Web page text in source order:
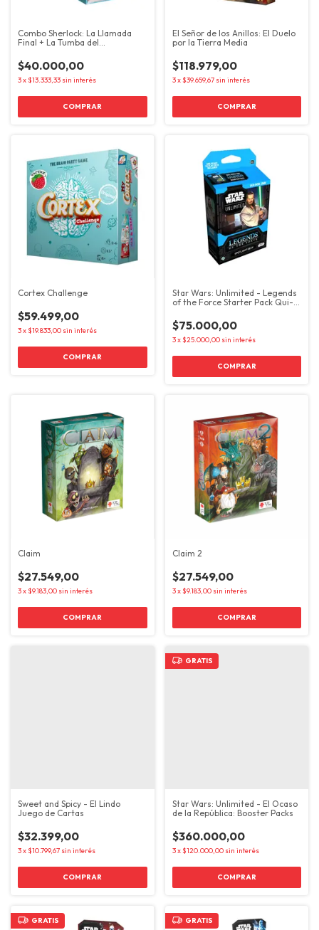
Combo Sherlock: La Llamada
Final + La Tumba del
$40.000,00
3x $13.333,33 sin interés
El Señor de los Anillos: El Duelo
por la Tierra Media
$118.979,00
3x $39.659,67 sin interés
Cortex Challenge
$59.499,00
3x $19.833,00 sin interés
Star Wars: Unlimited - Legends
of the Force Starter Pack Qui-
$75.000,00
3x $25.000,00 sin interés
Claim
$27.549,00
3x $9.183,00 sin interés
Claim 2
$27.549,00
3x $9.183,00 sin interés
Sweet and Spicy - El Lindo
Juego de Cartas
$32.399,00
3x $10.799,67 sin interés
GRATIS
Star Wars: Unlimited - El Ocaso
de la República: Booster Packs
$360.000,00
3x $120.000,00 sin interés
GRATIS GRATIS